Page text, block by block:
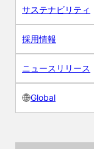
サステナビリティ
採用情報
ニュースリリース
Global